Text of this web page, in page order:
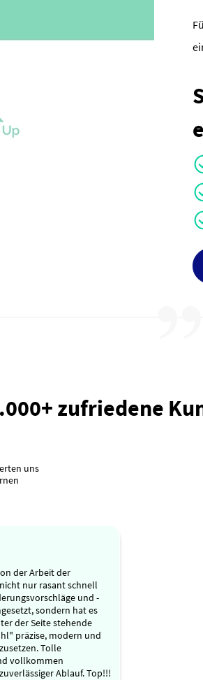
zufriedene
uns
der Arbeit der
nur rasant schnell
und -
sondern hat es
der Seite stehende
präzise, modern und
Tolle
vollkommen
Ablauf. Top!!!